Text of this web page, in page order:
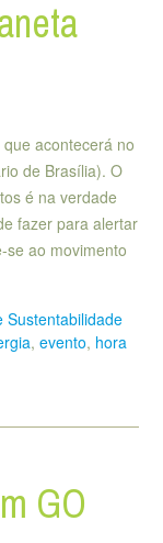
acontecerá no
de Brasília). O
é na verdade
fazer para alertar
se ao movimento
Sustentabilidade
, evento, hora
GO